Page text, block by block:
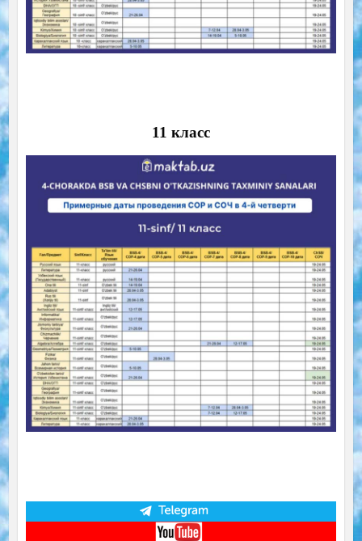
11 класс